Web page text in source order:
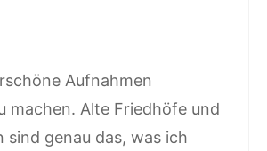
Aufnahmen
machen. Alte Friedhöfe und
sind genau das, was ich